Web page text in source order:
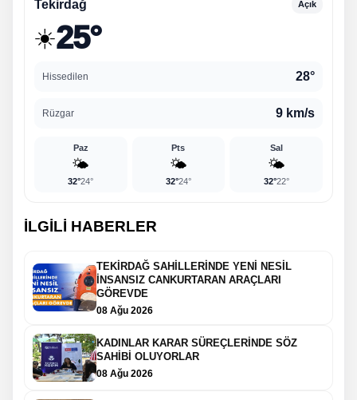
Tekirdağ Açık
☀️25°
Hissedilen 28°
Rüzgar 9 km/s
Paz
🌤️
32°24°
Pts
🌤️
32°24°
Sal
🌤️
32°22°
İLGİLİ HABERLER
TEKİRDAĞ SAHİLLERİNDE YENİ NESİL
İNSANSIZ CANKURTARAN ARAÇLARI
GÖREVDE
08 Ağu 2026
KADINLAR KARAR SÜREÇLERİNDE SÖZ
SAHİBİ OLUYORLAR
08 Ağu 2026